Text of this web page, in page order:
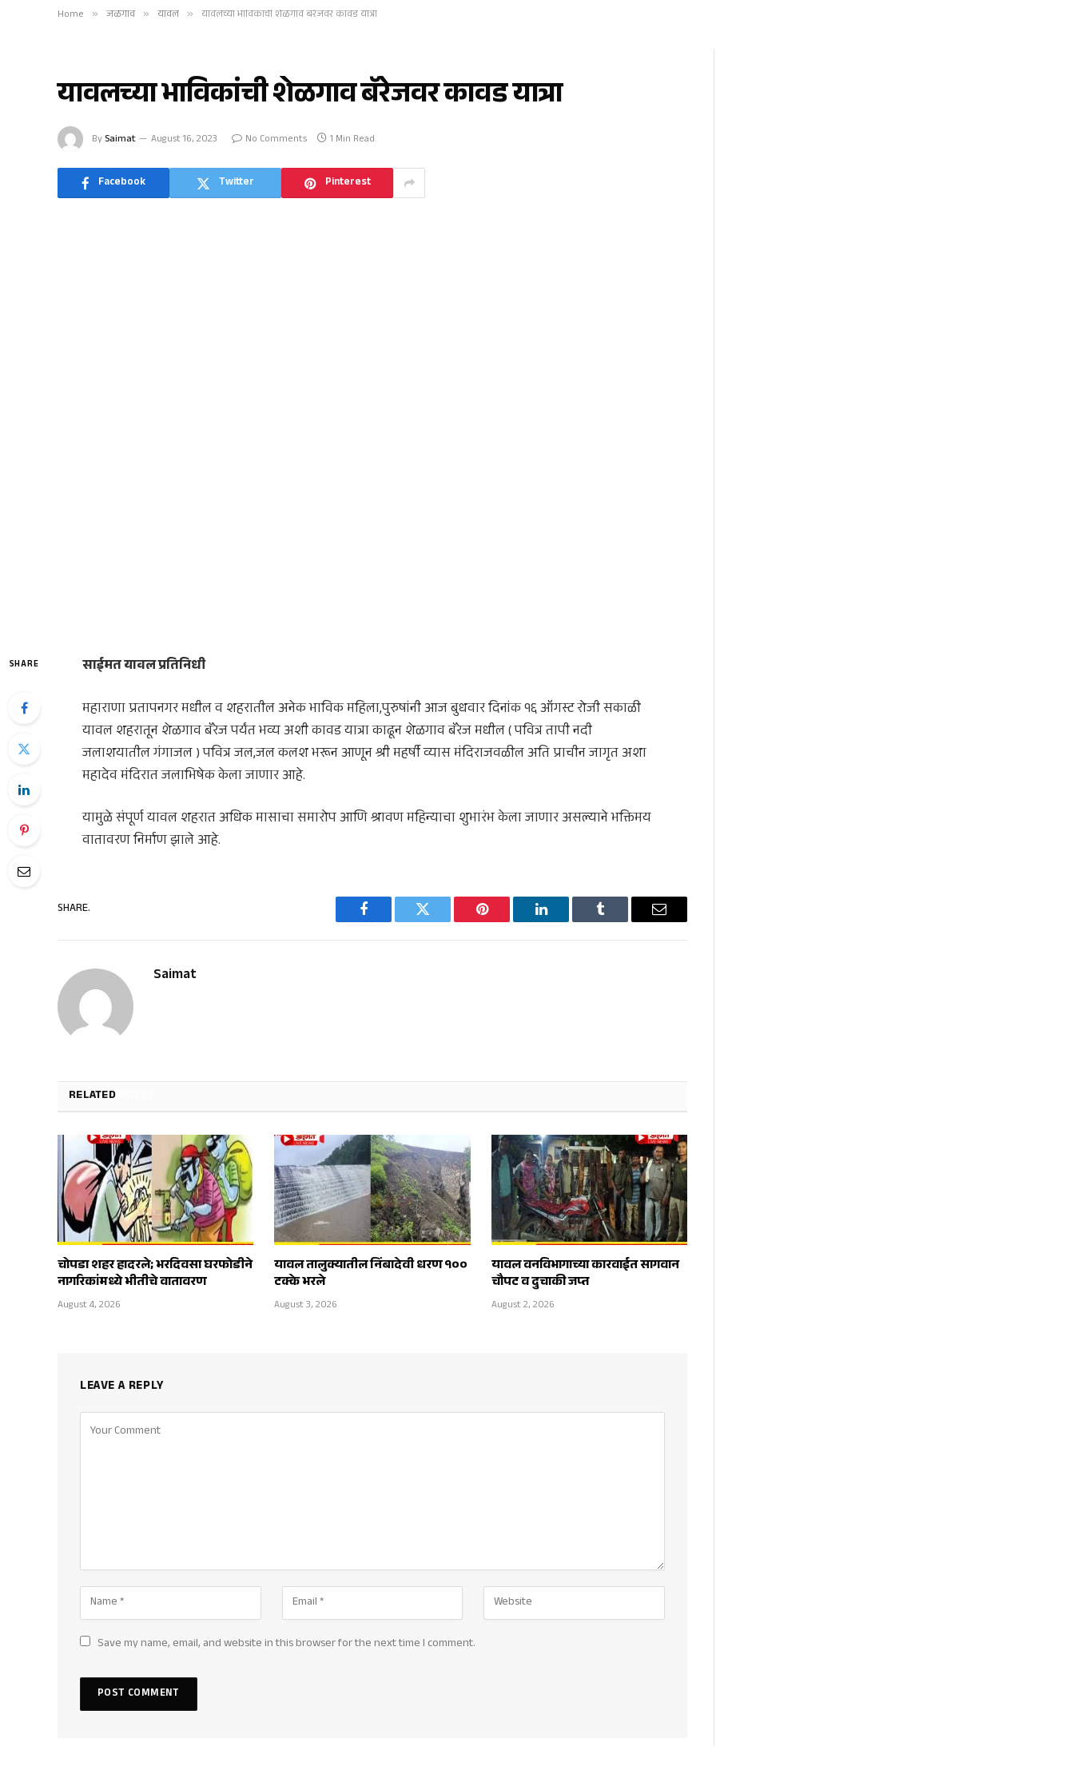
Home » जळगाव » यावल » यावलच्या भाविकांची शेळगाव बॅरेजवर कावड यात्रा
यावलच्या भाविकांची शेळगाव बॅरेजवर कावड यात्रा
By Saimat August 16, 2023 No Comments 1 Min Read
Facebook Twitter Pinterest
SHARE
साईमत यावल प्रतिनिधी
महाराणा प्रतापनगर मधील व शहरातील अनेक भाविक महिला,पुरुषांनी आज बुधवार दिनांक १६ ऑगस्ट रोजी सकाळी
यावल शहरातून शेळगाव बॅरेज पर्यंत भव्य अशी कावड यात्रा काढून शेळगाव बॅरेज मधील ( पवित्र तापी नदी
जलाशयातील गंगाजल ) पवित्र जल,जल कलश भरून आणून श्री महर्षी व्यास मंदिराजवळील अति प्राचीन जागृत अशा
महादेव मंदिरात जलाभिषेक केला जाणार आहे.
यामुळे संपूर्ण यावल शहरात अधिक मासाचा समारोप आणि श्रावण महिन्याचा शुभारंभ केला जाणार असल्याने भक्तिमय
वातावरण निर्माण झाले आहे.
SHARE.
Facebook Twitter Pinterest LinkedIn Tumblr Email
Saimat
RELATED
चोपडा शहर हादरले; भरदिवसा घरफोडीने
नागरिकांमध्ये भीतीचे वातावरण
August 4, 2026
यावल तालुक्यातील निंबादेवी धरण १००
टक्के भरले
August 3, 2026
यावल वनविभागाच्या कारवाईत सागवान
चौपट व दुचाकी जप्त
August 2, 2026
LEAVE A REPLY
Save my name, email, and website in this browser for the next time I comment.